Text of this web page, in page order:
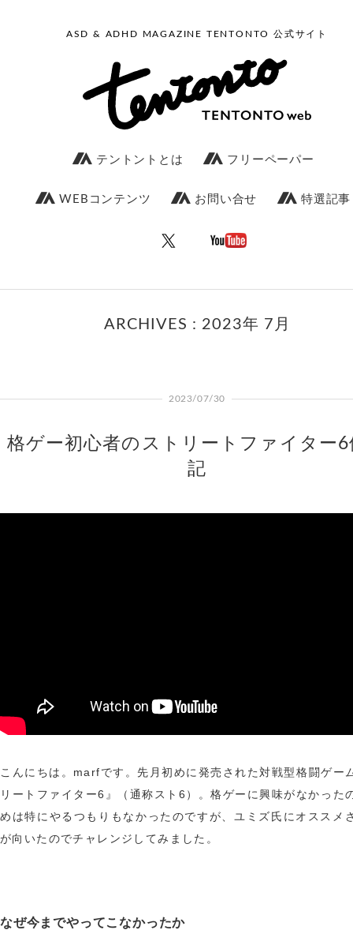
ASD & ADHD MAGAZINE TENTONTO 公式サイト
テントントとは フリーペーパー
WEBコンテンツ お問い合せ 特選記事
ARCHIVES : 2023年 7月
2023/07/30
格ゲー初心者のストリートファイター6
記
こんにちは。marfです。先月初めに発売された対戦型格闘ゲー
リートファイター6』（通称スト6）。格ゲーに興味がなかった
めは特にやるつもりもなかったのですが、ユミズ氏にオススメ
が向いたのでチャレンジしてみました。
なぜ今までやってこなかったか